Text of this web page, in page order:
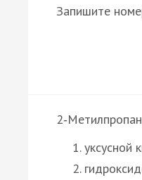
Запишите
уксусной